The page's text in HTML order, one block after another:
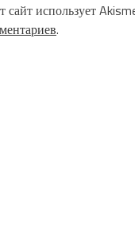
сайт использует
.